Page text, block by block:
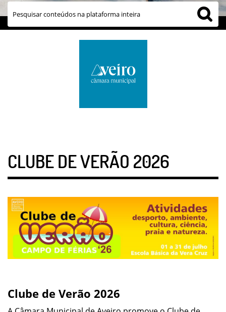
CLUBE DE VERÃO 2026
Clube de Verão 2026